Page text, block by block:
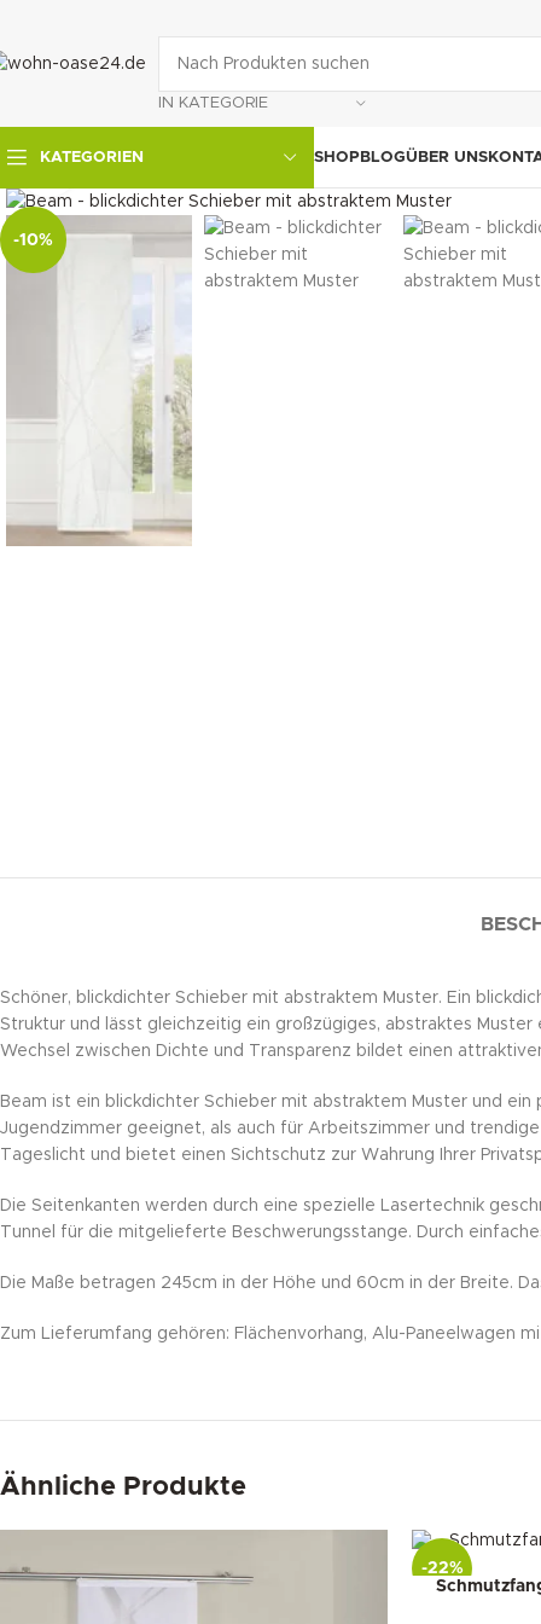
IN KATEGORIE
KATEGORIEN SHOPBLOGÜBER UNS
-10%
klicken um zu vergrößern
Schöner, blickdichter Schieber mit abstraktem Muster. Ein
Struktur und lässt gleichzeitig ein großzügiges, abstraktes
Wechsel zwischen Dichte und Transparenz bildet einen
Beam ist ein blickdichter Schieber mit abstraktem Muster und
Jugendzimmer geeignet, als auch für Arbeitszimmer und
Tageslicht und bietet einen Sichtschutz zur Wahrung Ihrer
Die Seitenkanten werden durch eine spezielle Lasertechnik
Tunnel für die mitgelieferte Beschwerungsstange. Durch
Die Maße betragen 245cm in der Höhe und 60cm in der Breite.
Zum Lieferumfang gehören: Flächenvorhang, Alu-Paneelwagen
Ähnliche Produkte
-22%